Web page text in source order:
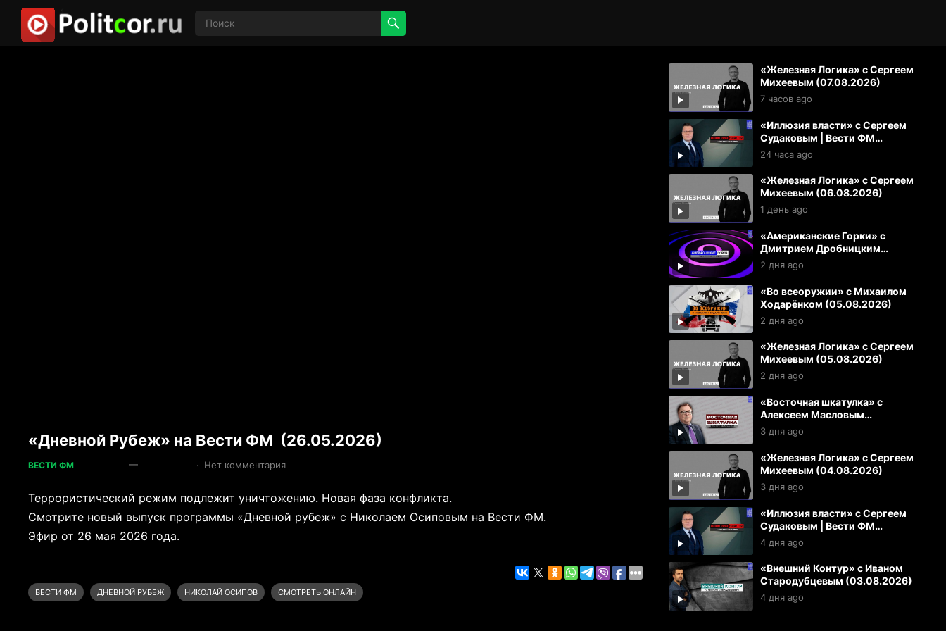
«Дневной Рубеж» на Вести ФМ (26.05.2026)
ВЕСТИ ФМ — · Нет комментария
Террористический режим подлежит уничтожению. Новая фаза конфликта.
Смотрите новый выпуск программы «Дневной рубеж» с Николаем Осиповым на Вести ФМ.
Эфир от 26 мая 2026 года.
ВЕСТИ ФМ ДНЕВНОЙ РУБЕЖ НИКОЛАЙ ОСИПОВ СМОТРЕТЬ ОНЛАЙН
«Железная Логика» с Сергеем
Михеевым (07.08.2026)
7 часов ago
«Иллюзия власти» с Сергеем
Судаковым | Вести ФМ
(06.08.2026)
24 часа ago
«Железная Логика» с Сергеем
Михеевым (06.08.2026)
1 день ago
«Американские Горки» с
Дмитрием Дробницким
(05.08.2026)
2 дня ago
«Во всеоружии» с Михаилом
Ходарёнком (05.08.2026)
2 дня ago
«Железная Логика» с Сергеем
Михеевым (05.08.2026)
2 дня ago
«Восточная шкатулка» с
Алексеем Масловым
(04.08.2026)
3 дня ago
«Железная Логика» с Сергеем
Михеевым (04.08.2026)
3 дня ago
«Иллюзия власти» с Сергеем
Судаковым | Вести ФМ
(03.08.2026)
4 дня ago
«Внешний Контур» с Иваном
Стародубцевым (03.08.2026)
4 дня ago